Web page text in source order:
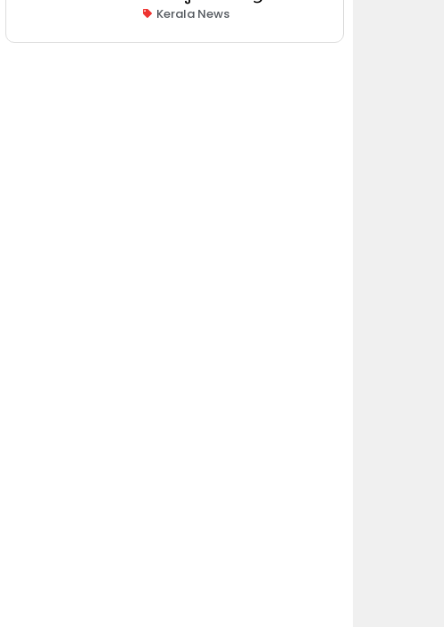
Kerala News